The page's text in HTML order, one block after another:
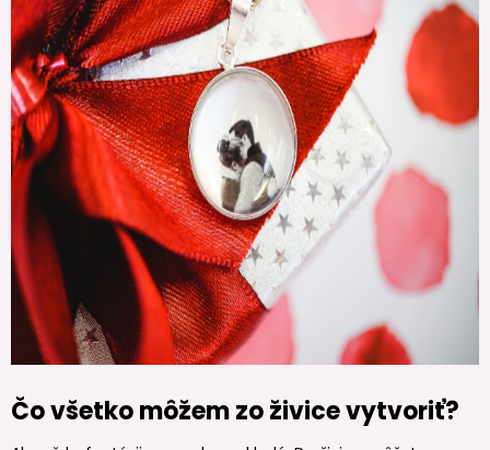
Čo všetko môžem zo živice vytvoriť?